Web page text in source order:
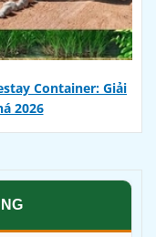
Container: Giải
2026